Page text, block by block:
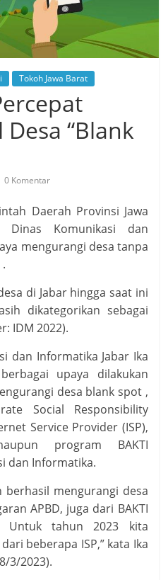
Tokoh Jawa Barat
Desa “Blank
0 Komentar
Daerah Provinsi Jawa
Komunikasi dan
mengurangi desa tanpa
di Jabar hingga saat ini
dikategorikan sebagai
IDM 2022).
dan Informatika Jabar Ika
upaya dilakukan
desa blank spot ,
Social Responsibility
Service Provider (ISP),
program BAKTI
dan Informatika.
berhasil mengurangi desa
APBD, juga dari BAKTI
Untuk tahun 2023 kita
beberapa ISP,” kata Ika
3/2023).